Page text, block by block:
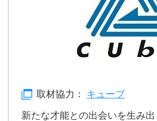
取材協力： キューブ
新たな才能との出会いを生み